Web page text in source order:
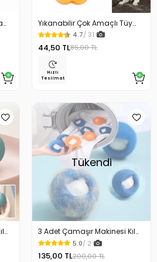
Yıkanabilir Çok Amaçlı Tüy
Toz Toplayıcı 2 Li
4.7/ 31
44,50 TL85,00 TL
Hızlı
Teslimat
Tükendi
3 Adet Çamaşır Makinesi Kıl
ve Tüy Toplama Topu
5.0/ 2
135,00 TL200,00 TL